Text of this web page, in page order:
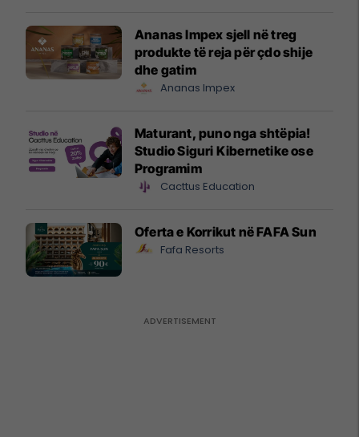
Ananas Impex sjell në treg
produkte të reja për çdo shije
dhe gatim
Ananas Impex
Maturant, puno nga shtëpia!
Studio Siguri Kibernetike ose
Programim
Cacttus Education
Oferta e Korrikut në FAFA Sun
Fafa Resorts